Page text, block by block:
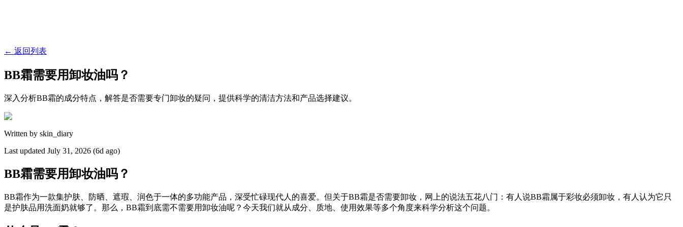
← 返回列表
BB霜需要用卸妆油吗？
深入分析BB霜的成分特点，解答是否需要专门卸妆的疑问，提供科学的清洁方法和产品选择建议。
Written by skin_diary
Last updated July 31, 2026 (6d ago)
BB霜需要用卸妆油吗？
BB霜作为一款集护肤、防晒、遮瑕、润色于一体的多功能产品，深受忙碌现代人的喜爱。但关于BB霜是否需要卸妆，网上的说法五花八门：有人说BB霜属于彩妆必须卸妆，有人认为它只
是护肤品用洗面奶就够了。那么，BB霜到底需不需要用卸妆油呢？今天我们就从成分、质地、使用效果等多个角度来科学分析这个问题。